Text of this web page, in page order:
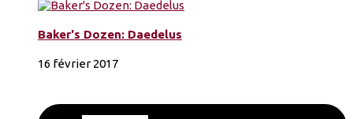
Baker's Dozen: Daedelus
16 février 2017